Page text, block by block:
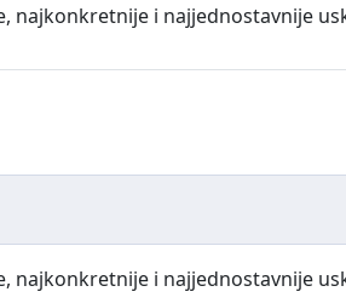
najkonkretnije i najjednostavnije
najkonkretnije i najjednostavnije